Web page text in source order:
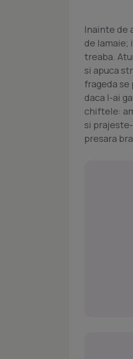
Inainte de
de lamaie;
treaba.
si apuca
frageda
daca l-ai
chiftele:
si
presara